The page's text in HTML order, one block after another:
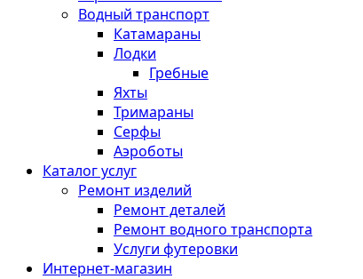
Водный транспорт
Катамараны
Лодки
Гребные
Яхты
Тримараны
Серфы
Аэроботы
Каталог услуг
Ремонт изделий
Ремонт деталей
Ремонт водного транспорта
Услуги футеровки
Интернет-магазин